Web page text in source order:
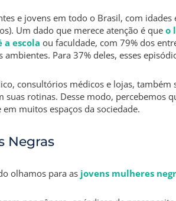
e jovens em todo o Brasil, com idades
Um dado que merece atenção é que o
a escola ou faculdade, com 79% dos
Para 37% deles, esses
consultórios médicos e lojas, também
rotinas. Desse modo, percebemos
muitos espaços da sociedade.
Negras
olhamos para as jovens mulheres